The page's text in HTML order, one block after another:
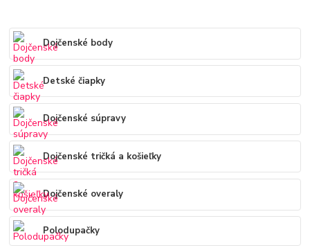
Dojčenské body
Detské čiapky
Dojčenské súpravy
Dojčenské tričká a košieľky
Dojčenské overaly
Polodupačky